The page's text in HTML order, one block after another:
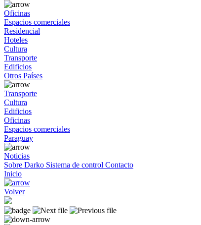
Oficinas
Espacios comerciales
Residencial
Hoteles
Cultura
Transporte
Edificios
Otros Países
Transporte
Cultura
Edificios
Oficinas
Espacios comerciales
Paraguay
Noticias
Sobre Darko Sistema de control Contacto
Inicio
Volver